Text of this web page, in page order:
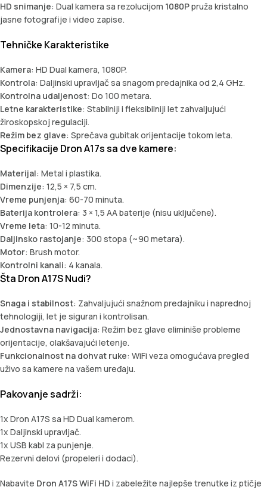
HD snimanje: Dual kamera sa rezolucijom 1080Ppruža kristalno
jasne fotografije i video zapise.
Tehničke Karakteristike
Kamera: HD Dual kamera, 1080P.
Kontrola: Daljinski upravljač sa snagom predajnika od 2,4 GHz.
Kontrolna udaljenost: Do 100 metara.
Letne karakteristike: Stabilniji i fleksibilniji let zahvaljujući
žiroskopskoj regulaciji.
Režim bez glave: Sprečava gubitak orijentacije tokom leta.
Specifikacije Dron A17s sa dve kamere:
Materijal: Metal i plastika.
Dimenzije: 12,5 × 7,5 cm.
Vreme punjenja: 60-70 minuta.
Baterija kontrolera: 3 × 1,5 AA baterije (nisu uključene).
Vreme leta: 10-12 minuta.
Daljinsko rastojanje: 300 stopa (~90 metara).
Motor: Brush motor.
Kontrolni kanali: 4 kanala.
Šta Dron A17S Nudi?
Snaga i stabilnost: Zahvaljujući snažnom predajniku i naprednoj
tehnologiji, let je siguran i kontrolisan.
Jednostavna navigacija: Režim bez glave eliminiše probleme
orijentacije, olakšavajući letenje.
Funkcionalnost na dohvat ruke: WiFi veza omogućava pregled
uživo sa kamere na vašem uređaju.
Pakovanje sadrži:
1x Dron A17S sa HD Dual kamerom.
1x Daljinski upravljač.
1x USB kabl za punjenje.
Rezervni delovi (propeleri i dodaci).
Nabavite Dron A17S WiFi HD i zabeležite najlepše trenutke iz ptičje